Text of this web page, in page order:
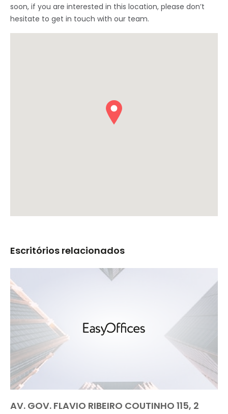
soon, if you are interested in this location, please don’t
hesitate to get in touch with our team.
Escritórios relacionados
AV. GOV. FLAVIO RIBEIRO COUTINHO 115, 2